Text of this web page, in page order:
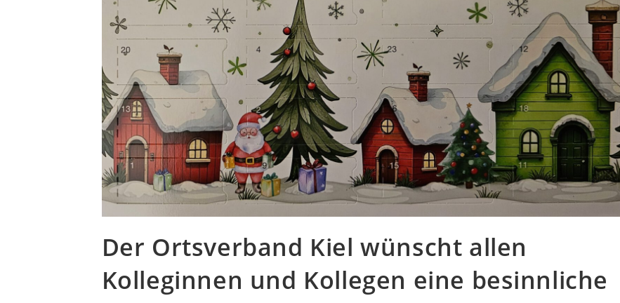
Der Ortsverband Kiel wünscht allen
Kolleginnen und Kollegen eine besinnliche